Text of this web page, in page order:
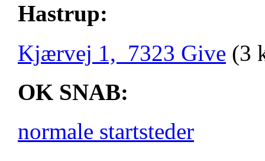
Hastrup:
Kjærvej 1, 7323 Give (3
OK SNAB:
normale startsteder